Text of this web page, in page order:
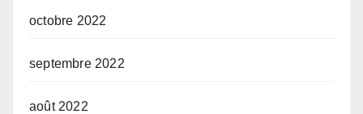
octobre 2022
septembre 2022
août 2022